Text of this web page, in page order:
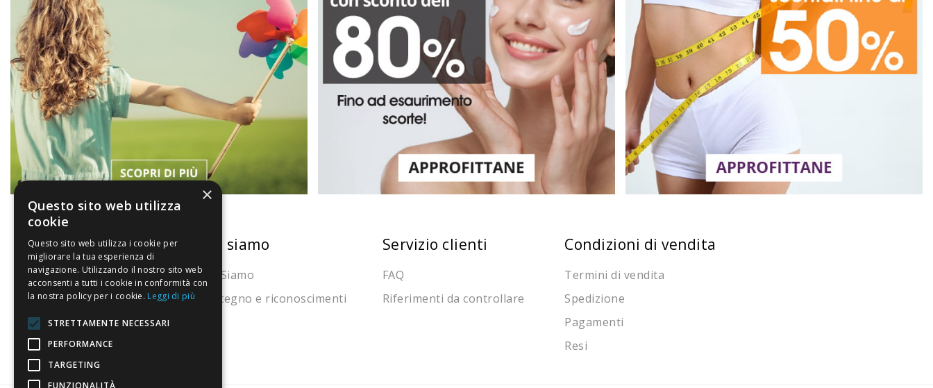
La nostra convenienza
Il risparmio che fa ambiente
Il nostro manifesto
Il blog
Perché fidarti
Vendi con noi
Chi siamo
Chi Siamo
Sostegno e riconoscimenti
Servizio clienti
FAQ
Riferimenti da controllare
Condizioni di vendita
Termini di vendita
Spedizione
Pagamenti
Resi
×
Questo sito web utilizza
cookie
Questo sito web utilizza i cookie per
migliorare la tua esperienza di
navigazione. Utilizzando il nostro sito web
acconsenti a tutti i cookie in conformità con
la nostra policy per i cookie. Leggi di più
STRETTAMENTE NECESSARI
PERFORMANCE
TARGETING
FUNZIONALITÀ